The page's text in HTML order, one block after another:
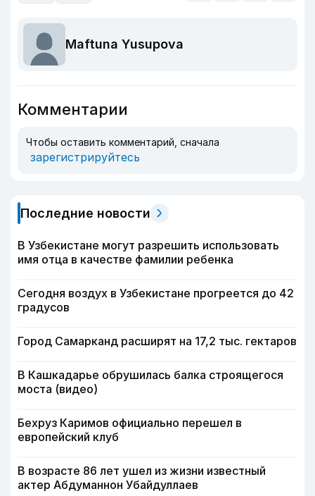
Maftuna Yusupova
Комментарии
Чтобы оставить комментарий, сначала
зарегистрируйтесь
Последние новости
В Узбекистане могут разрешить использовать
имя отца в качестве фамилии ребенка
Сегодня воздух в Узбекистане прогреется до 42
градусов
Город Самарканд расширят на 17,2 тыс. гектаров
В Кашкадарье обрушилась балка строящегося
моста (видео)
Бехруз Каримов официально перешел в
европейский клуб
В возрасте 86 лет ушел из жизни известный
актер Абдуманнон Убайдуллаев